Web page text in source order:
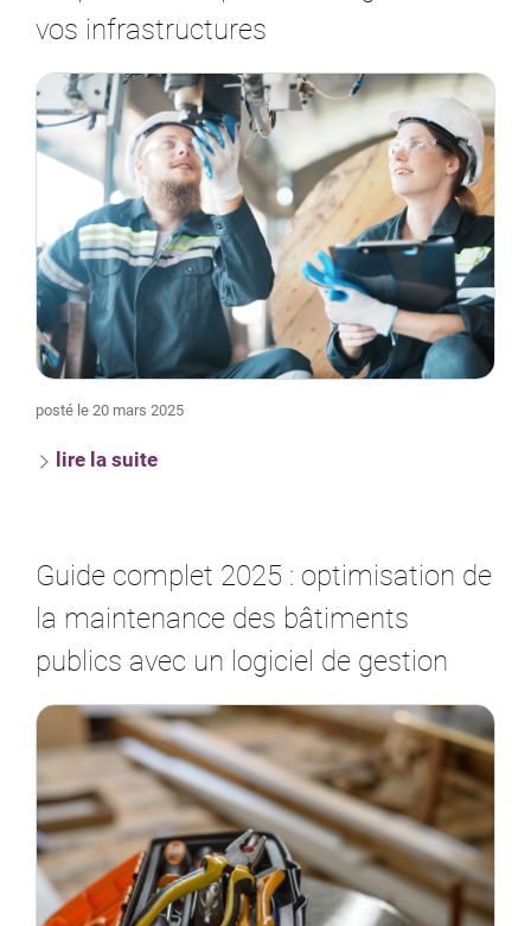
vos infrastructures
posté le 20 mars 2025
lire la suite
Guide complet 2025 : optimisation de
la maintenance des bâtiments
publics avec un logiciel de gestion